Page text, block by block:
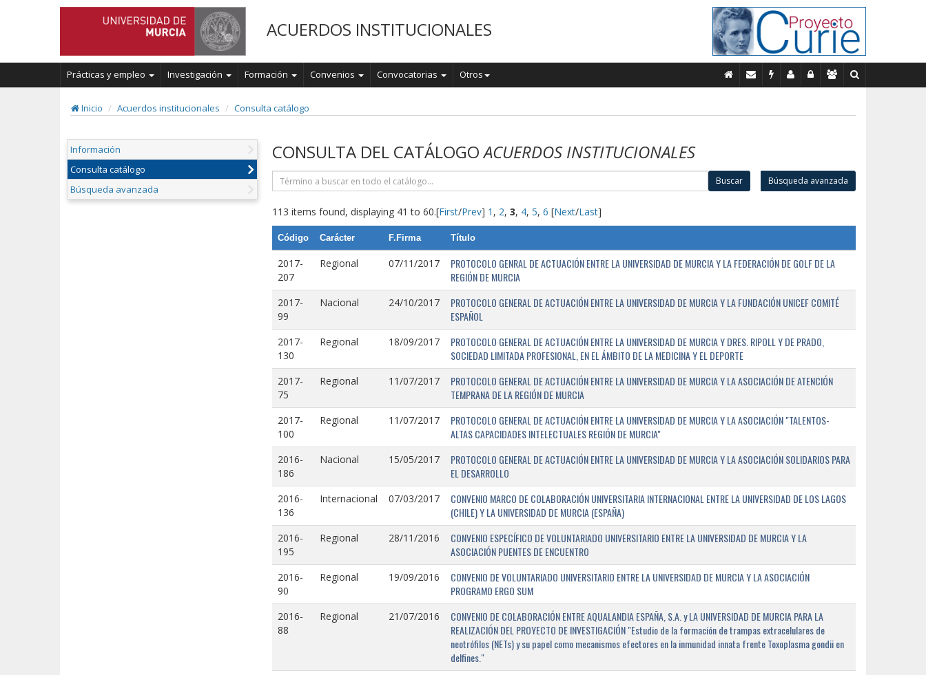
ACUERDOS INSTITUCIONALES
Prácticas y empleo Investigación Formación Convenios Convocatorias Otros
Inicio Acuerdos institucionales Consulta catálogo
Información
Consulta catálogo
Búsqueda avanzada
CONSULTA DEL CATÁLOGOACUERDOS INSTITUCIONALES
Buscar Búsqueda avanzada
113 items found, displaying 41 to 60.[First/Prev] 1 , 2, 3, 4, 5, 6 [Next/Last]
Código Carácter F.Firma Título
2017-
207
Regional 07/11/2017
PROTOCOLO GENRAL DE ACTUACIÓN ENTRE LA UNIVERSIDAD DE MURCIA Y LA FEDERACIÓN DE GOLF DE LA
REGIÓN DE MURCIA
2017-
99
Nacional 24/10/2017
PROTOCOLO GENERAL DE ACTUACIÓN ENTRE LA UNIVERSIDAD DE MURCIA Y LA FUNDACIÓN UNICEF COMITÉ
ESPAÑOL
2017-
130
Regional 18/09/2017
PROTOCOLO GENERAL DE ACTUACIÓN ENTRE LA UNIVERSIDAD DE MURCIA Y DRES. RIPOLL Y DE PRADO,
SOCIEDAD LIMITADA PROFESIONAL, EN EL ÁMBITO DE LA MEDICINA Y EL DEPORTE
2017-
75
Regional 11/07/2017
PROTOCOLO GENERAL DE ACTUACIÓN ENTRE LA UNIVERSIDAD DE MURCIA Y LA ASOCIACIÓN DE ATENCIÓN
TEMPRANA DE LA REGIÓN DE MURCIA
2017-
100
Regional 11/07/2017
PROTOCOLO GENERAL DE ACTUACIÓN ENTRE LA UNIVERSIDAD DE MURCIA Y LA ASOCIACIÓN "TALENTOS-
ALTAS CAPACIDADES INTELECTUALES REGIÓN DE MURCIA"
2016-
186
Nacional 15/05/2017
PROTOCOLO GENERAL DE ACTUACIÓN ENTRE LA UNIVERSIDAD DE MURCIA Y LA ASOCIACIÓN SOLIDARIOS PARA
EL DESARROLLO
2016-
136
Internacional 07/03/2017
CONVENIO MARCO DE COLABORACIÓN UNIVERSITARIA INTERNACIONAL ENTRE LA UNIVERSIDAD DE LOS LAGOS
(CHILE) Y LA UNIVERSIDAD DE MURCIA (ESPAÑA)
2016-
195
Regional 28/11/2016
CONVENIO ESPECÍFICO DE VOLUNTARIADO UNIVERSITARIO ENTRE LA UNIVERSIDAD DE MURCIA Y LA
ASOCIACIÓN PUENTES DE ENCUENTRO
2016-
90
Regional 19/09/2016
CONVENIO DE VOLUNTARIADO UNIVERSITARIO ENTRE LA UNIVERSIDAD DE MURCIA Y LA ASOCIACIÓN
PROGRAMO ERGO SUM
2016-
88
Regional 21/07/2016
CONVENIO DE COLABORACIÓN ENTRE AQUALANDIA ESPAÑA, S.A. y LA UNIVERSIDAD DE MURCIA PARA LA
REALIZACIÓN DEL PROYECTO DE INVESTIGACIÓN "Estudio de la formación de trampas extracelulares de
neotrófilos (NETs) y su papel como mecanismos efectores en la inmunidad innata frente Toxoplasma gondii en
delfines."